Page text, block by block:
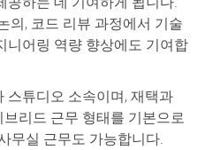
의, 코드 리뷰 과정에서 기술
니어링 역량 향상에도 기여합
스튜디오 소속이며, 재택과
리드 근무 형태를 기본으로
무실 근무도 가능합니다.